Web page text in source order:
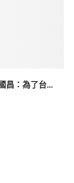
昌：為了台...